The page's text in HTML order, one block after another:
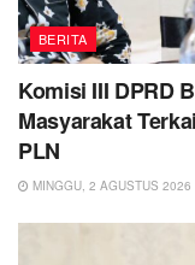
BERITA
Komisi III DPRD
Masyarakat
PLN
MINGGU, 2 AGUSTUS 2026